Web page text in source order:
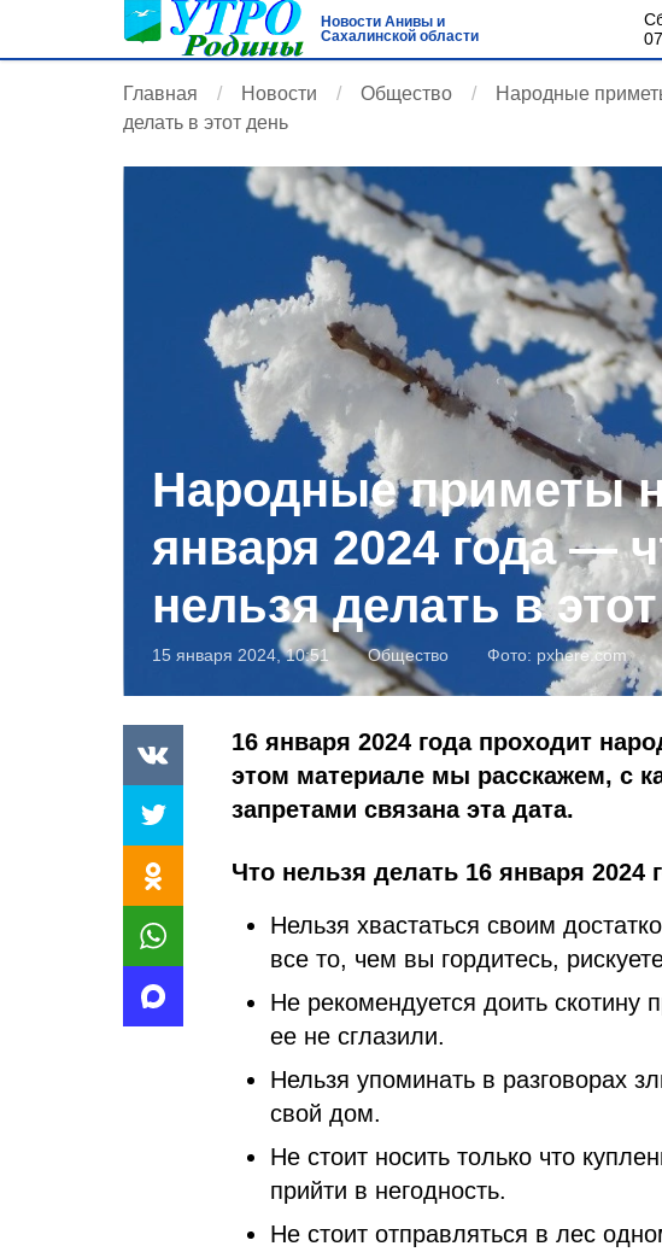
Новости Анивы и
Сахалинской области
Главная Новости Общество
Народные
делать в этот день
Народные приметы
января 2024 года —
нельзя делать в
15 января 2024, 10:51 Общество Фото: pxhere.com
16 января 2024 года проходит
этом материале мы расскажем, с
запретами связана эта дата.
Что нельзя делать 16 января 2024
Нельзя хвастаться своим
все то, чем вы гордитесь,
Не рекомендуется доить скотину
ее не сглазили.
Нельзя упоминать в разговорах
свой дом.
Не стоит носить только что
прийти в негодность.
Не стоит отправляться в лес